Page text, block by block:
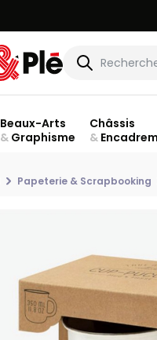
Beaux-Arts
&Graphisme
Châssis
&
Papeterie & Scrapbooking